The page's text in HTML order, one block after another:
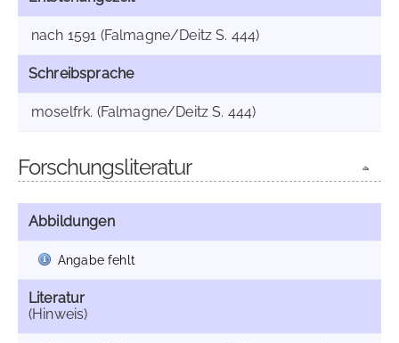
nach 1591 (Falmagne/Deitz S. 444)
Schreibsprache
moselfrk. (Falmagne/Deitz S. 444)
Forschungsliteratur
Abbildungen
Angabe fehlt
Literatur
(Hinweis)